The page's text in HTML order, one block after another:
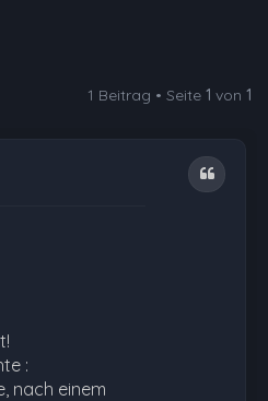
1 Beitrag • Seite 1 von 1
Zitat
:
nach einem